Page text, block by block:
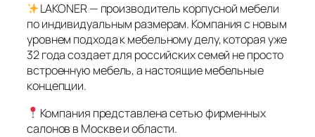
LAKONER — производитель корпусной мебели
по индивидуальным размерам. Компания с новым
уровнем подхода к мебельному делу, которая уже
32 года создает для российских семей не просто
встроенную мебель, а настоящие мебельные
концепции.
Компания представлена сетью фирменных
салонов в Москве и области.